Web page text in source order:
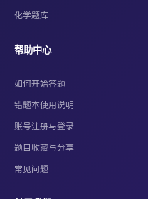
化学题库
帮助中心
如何开始答题
错题本使用说明
账号注册与登录
题目收藏与分享
常见问题